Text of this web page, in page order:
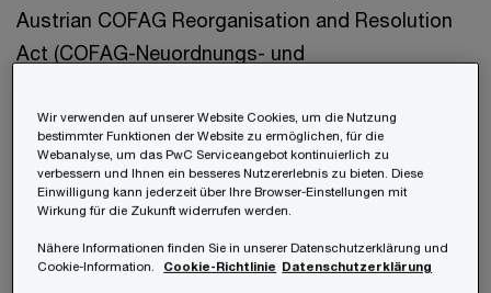
Austrian COFAG Reorganisation and Resolution
Act (COFAG-Neuordnungs- und
TheEuropean Central Bankhas decided to
decrease the key interest rate by 0.25 percentage
points on 17 April 2025 and on 5 June 2025 to
decrease the key interest rate each by 0.25
percentage points. As adjustments of in total
Wir verwenden auf unserer Website Cookies, um die Nutzung
bestimmter Funktionen der Website zu ermöglichen, für die
Webanalyse, um das PwC Serviceangebot kontinuierlich zu
verbessern und Ihnen ein besseres Nutzererlebnis zu bieten. Diese
Einwilligung kann jederzeit über Ihre Browser-Einstellungen mit
Wirkung für die Zukunft widerrufen werden.
Nähere Informationen finden Sie in unserer Datenschutzerklärung und
Cookie-Information.
Cookie-Richtlinie Datenschutzerklärung